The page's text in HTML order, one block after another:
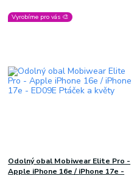
Vyrobíme pro vás 🎨
Odolný obal Mobiwear Elite Pro -
Apple iPhone 16e / iPhone 17e -